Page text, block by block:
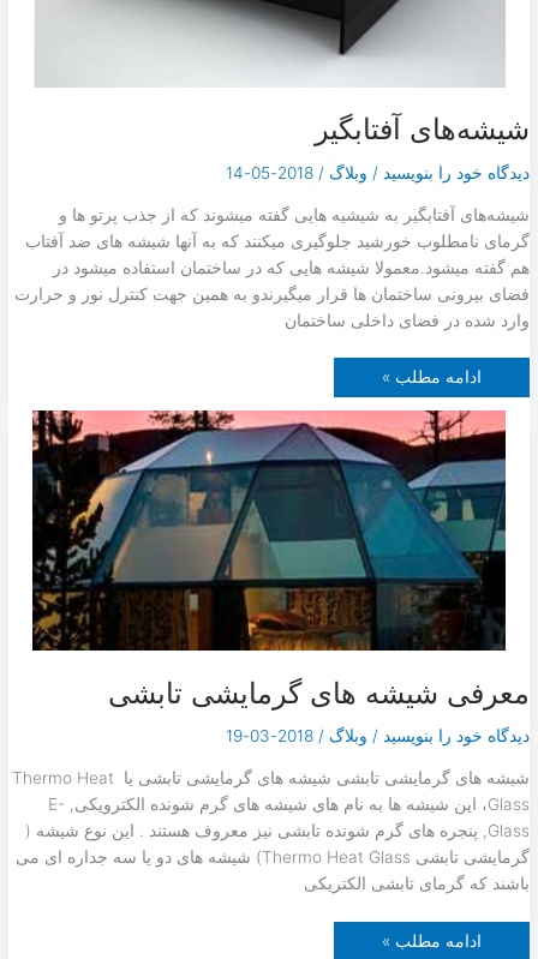
ر
ت
شیشه‌های آفتابگیر
دیدگاه‌ خود را بنویسید / وبلاگ /
2018-05-14
شیشه‌های آفتابگیر به شیشیه هایی گفته میشوند که از جذب پرتو ها و
گرمای نامطلوب خورشید جلوگیری میکنند که به آنها شیشه های ضد آفتاب
هم گفته میشود.معمولا شیشه هایی که در ساختمان استفاده میشود در
فضای بیرونی ساختمان ها قرار میگیرندو به همین جهت کنترل نور و حرارت
وارد شده در فضای داخلی ساختمان
ش
ش
ه
ی
آ
ت
ب
گ
ی
ر
ادامه مطلب »
معرفی شیشه های گرمایشی تابشی
دیدگاه‌ خود را بنویسید / وبلاگ /
2018-03-19
شیشه های گرمایشی تابشی شیشه های گرمایشی تابشی یا Thermo Heat
Glass، این شیشه ها به نام های شیشه های گرم شونده الکترویکی, E-
Glass, پنجره های گرم شونده تابشی نیز معروف هستند . این نوع شیشه (
گرمایشی تابشی Thermo Heat Glass) شیشه های دو یا سه جداره ای می
باشند که گرمای تابشی الکتریکی
م
ادامه مطلب »